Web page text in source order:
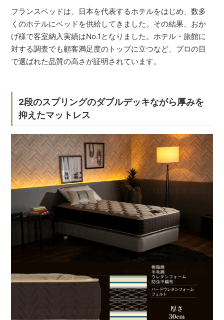
フランスベッドは、日本を代表するホテルをはじめ、数多
くのホテルにベッドを供給してきました。その結果、おか
げ様で客室納入実績はNo.1となりました。ホテル・旅館に
対する調査でも顧客満足度のトップに立つなど、プロの目
で選ばれた品質の高さが証明されています。
2段のスプリングのダブルデッキながら厚みを
抑えたマットレス